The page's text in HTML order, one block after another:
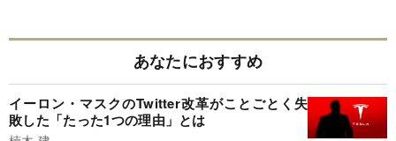
あなたにおすすめ
イーロン・マスクのTwitter改革がことごとく失
敗した「たった1つの理由」とは